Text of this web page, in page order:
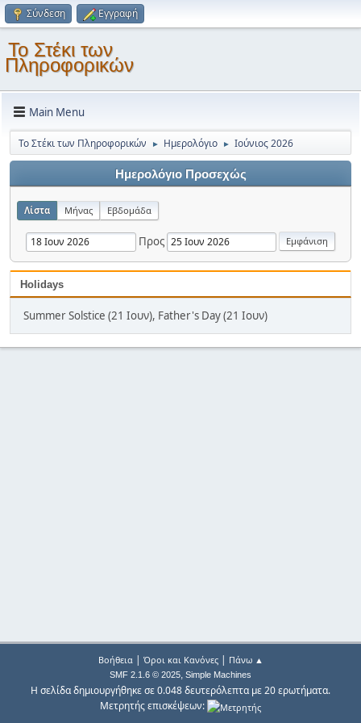
Σύνδεση Εγγραφή
Το Στέκι των
Πληροφορικών
Main Menu
Το Στέκι των Πληροφορικών ► Ημερολόγιο ► Ιούνιος 2026
Ημερολόγιο Προσεχώς
Λίστα Μήνας Εβδομάδα
Προς
Holidays
Summer Solstice (21 Ιουν), Father's Day (21 Ιουν)
Βοήθεια| Όροι και Κανόνες| Πάνω ▲
SMF 2.1.6 © 2025, Simple Machines
Η σελίδα δημιουργήθηκε σε 0.048 δευτερόλεπτα με 20 ερωτήματα.
Μετρητής επισκέψεων: